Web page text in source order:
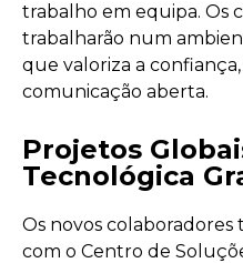
trabalho em equipa. Os
trabalharão num
que valoriza a
comunicação aberta.
Projetos
Tecnológica
Os novos
com o Centro de